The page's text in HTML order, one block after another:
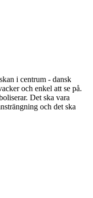
i centrum - dansk
och enkel att se på.
Det ska vara
och det ska